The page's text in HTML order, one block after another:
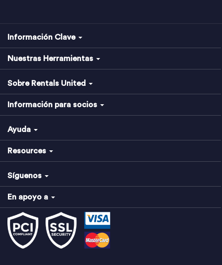
Información Clave
Nuestras Herramientas
Sobre Rentals United
Información para socios
Ayuda
Resources
Síguenos
En apoyo a